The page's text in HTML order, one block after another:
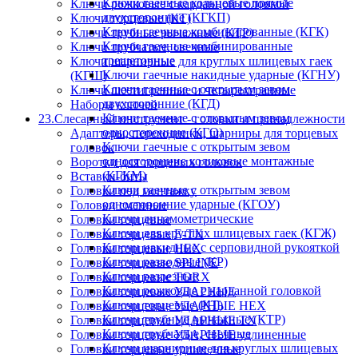
Ключи рожковые с карданной головкой
Ключи торцевые (КТ)
Ключи трубные рычажные (КТР)
Ключи трубчатые, свечные
Ключи шарнирные для круглых шлицевых гаек
(КГШ)
Ключи шестигранные и четырехгранные
Наборы ключей
23.Слесарный инструмент - головки и принадлежности
Адаптеры, переходники, шарниры для торцевых
головок
Воротки для торцевых головок
Вставки-биты
Головки под монтажку
Головки сменные
Головки торцевые
Головки торцевые E-TX
Головки торцевые HEX
Головки торцевые SPLINE
Головки торцевые TORX
Головки торцевые УДАРНЫЕ
Головки торцевые УДАРНЫЕ HEX
Головки торцевые УДАРНЫЕ TX
Головки торцевые УДАРНЫЕ удлиненные
Головки торцевые удлиненные
Ключи гаечные кольцевые прямые
двухсторонние (КГКП)
Ключи гаечные комбинированные (КГК)
Ключи гаечные комбинированные
трещеточные
Ключи гаечные накидные ударные (КГНУ)
Ключи гаечные с открытым зевом
двухсторонние (КГД)
Ключи гаечные с открытым зевом
односторонние (КГО)
Ключи гаечные с открытым зевом
односторонние коликовые монтажные
(КГКМ)
Ключи гаечные с открытым зевом
односторонние ударные (КГОУ)
Ключи динамометрические
Ключи для круглых шлицевых гаек (КГЖ)
Ключи накидные с серповидной рукояткой
Ключи разводные (КР)
Ключи разрезные
Ключи рожковые с карданной головкой
Ключи торцевые (КТ)
Ключи трубные рычажные (КТР)
Ключи трубчатые, свечные
Ключи шарнирные для круглых шлицевых